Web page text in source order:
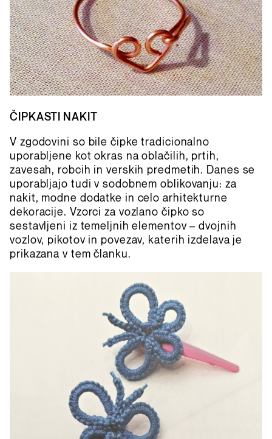
ČIPKASTI NAKIT
V zgodovini so bile čipke tradicionalno
uporabljene kot okras na oblačilih, prtih,
zavesah, robcih in verskih predmetih. Danes se
uporabljajo tudi v sodobnem oblikovanju: za
nakit, modne dodatke in celo arhitekturne
dekoracije. Vzorci za vozlano čipko so
sestavljeni iz temeljnih elementov – dvojnih
vozlov, pikotov in povezav, katerih izdelava je
prikazana v tem članku.